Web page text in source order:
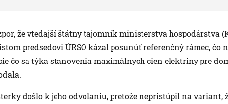
že vtedajší štátny tajomník ministerstva hospodárstva
predsedovi ÚRSO kázal posunúť referenčný rámec, čo
čo sa týka stanovenia maximálnych cien elektriny pre
došlo k jeho odvolaniu, pretože nepristúpil na variant,